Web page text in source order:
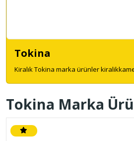
Tokina Marka
Tokina
Kiralık Tokina marka ürünler